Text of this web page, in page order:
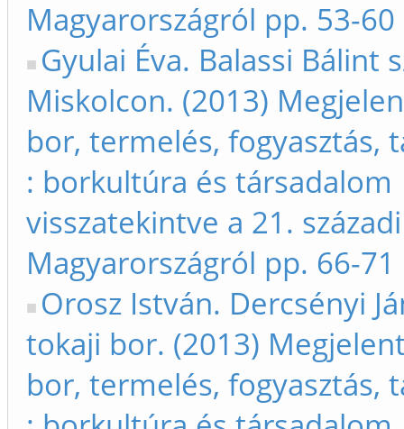
Magyarországról pp. 53-60
Gyulai Éva. Balassi Bálint
Miskolcon. (2013)
bor, termelés, fogyasztás,
: borkultúra és társadalom
visszatekintve a 21. századi
Magyarországról pp. 66-71
Orosz István. Dercsényi
tokaji bor. (2013)
bor, termelés, fogyasztás,